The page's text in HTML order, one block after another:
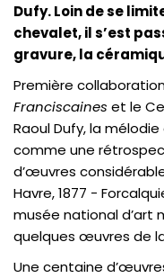
Dufy. Loin de se
chevalet, il s’est
gravure, la
Première
Franciscaines et le
Raoul Dufy, la
comme une
d’œuvres
Havre, 1877 -
musée national d’art
quelques œuvres de
Une centaine